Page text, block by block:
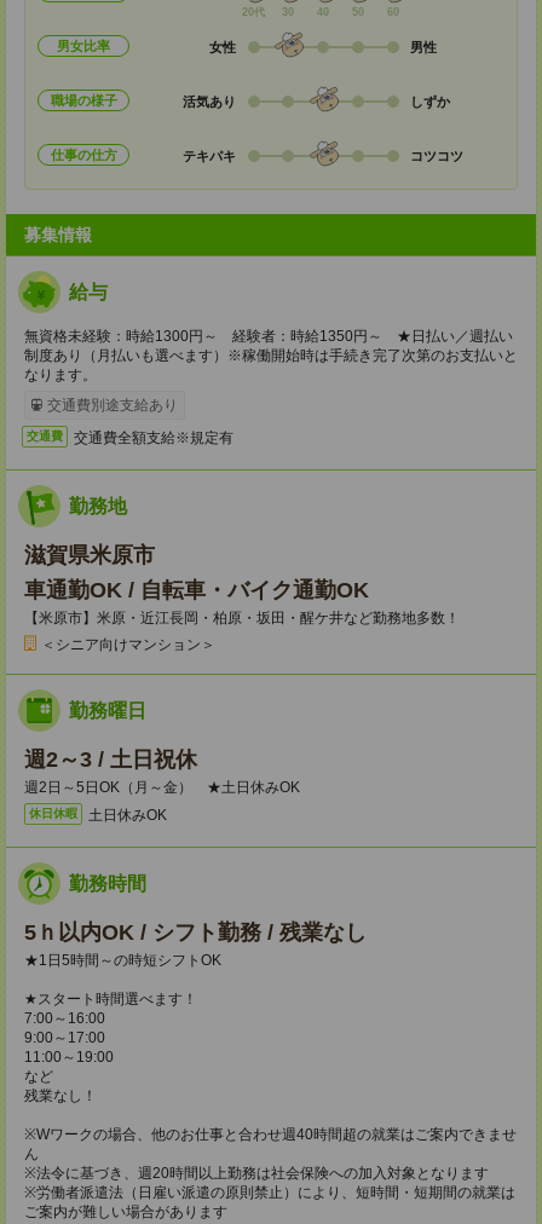
20代 30 40 50 60
男女比率 女性 男性
職場の様子 活気あり しずか
仕事の仕方 テキパキ コツコツ
募集情報
給与
無資格未経験：時給1300円～ 経験者：時給1350円～ ★日払い／週払い
制度あり（月払いも選べます）※稼働開始時は手続き完了次第のお支払いと
なります。
交通費別途支給あり
交通費 交通費全額支給※規定有
勤務地
滋賀県米原市
車通勤OK / 自転車・バイク通勤OK
【米原市】米原・近江長岡・柏原・坂田・醒ケ井など勤務地多数！
＜シニア向けマンション＞
勤務曜日
週2～3 / 土日祝休
週2日～5日OK（月～金） ★土日休みOK
休日休暇 土日休みOK
勤務時間
5ｈ以内OK / シフト勤務 / 残業なし
★1日5時間～の時短シフトOK
★スタート時間選べます！
7:00～16:00
9:00～17:00
11:00～19:00
など
残業なし！
※Wワークの場合、他のお仕事と合わせ週40時間超の就業はご案内できませ
ん
※法令に基づき、週20時間以上勤務は社会保険への加入対象となります
※労働者派遣法（日雇い派遣の原則禁止）により、短時間・短期間の就業は
ご案内が難しい場合があります